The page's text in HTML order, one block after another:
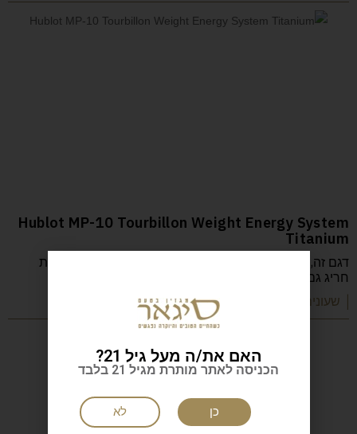
Hublot MP-10 Tourbillon Weight Energy System
Titanium
דגם זה, במהדורה מוגבלת של חמישים יחידות, מצליח להיות
חריג גם בסטנדרטים של הוּבּלוֹ. יש
| שעונים ותכשיטים
האם את/ה מעל גיל 21?
הכניסה לאתר מותרת מגיל 21 בלבד
לא כן